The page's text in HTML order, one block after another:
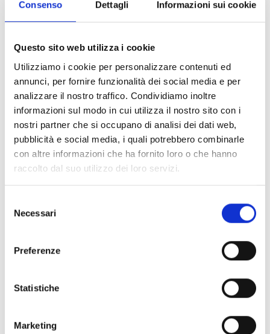
Consenso Dettagli Informazioni sui cookie
Questo sito web utilizza i cookie
Utilizziamo i cookie per personalizzare contenuti ed
annunci, per fornire funzionalità dei social media e per
analizzare il nostro traffico. Condividiamo inoltre
informazioni sul modo in cui utilizza il nostro sito con i
nostri partner che si occupano di analisi dei dati web,
pubblicità e social media, i quali potrebbero combinarle
con altre informazioni che ha fornito loro o che hanno
raccolto dal suo utilizzo dei loro servizi.
delNecessari
Preferenze
Statistiche
Marketing
MIGLIORI CASI IN AMBITO
GLI OCCHIALI!
Per tutti i fan del piccolo detective con gli occhiali,
ecco un nuovo volume antologico per sopperire
all’attesa dei nuovi numeri della serie. Questa volta, il
filo conduttore del volume è l’altra grande passione di
Shinichi Kudo, seconda soltanto all’investigazione... il
calcio! Del resto, il nostro piccolo Sherlock Holmes ha
sempre dimostrato di essere un asso col pallone,
selezionati con la massima cura quelli di argomento
calcistico, per poi raccoglierli in un unico volume da
deduzioni di Conan sono andate di pari passo con la
Se ti è piaciuto prova anche: